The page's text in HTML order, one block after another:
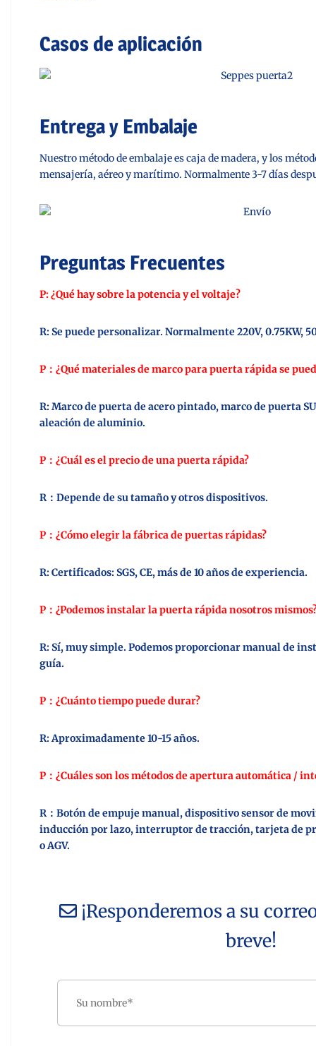
Casos de aplicación
Entrega y Embalaje
Nuestro método de embalaje es caja de madera, y los
mensajería, aéreo y marítimo. Normalmente 3-7 días
Preguntas Frecuentes
P: ¿Qué hay sobre la potencia y el voltaje?
R: Se puede personalizar. Normalmente 220V, 0.75KW,
P：¿Qué materiales de marco para puerta rápida se
R: Marco de puerta de acero pintado, marco de puerta
aleación de aluminio.
P：¿Cuál es el precio de una puerta rápida?
R：Depende de su tamaño y otros dispositivos.
P：¿Cómo elegir la fábrica de puertas rápidas?
R: Certificados: SGS, CE, más de 10 años de experiencia.
P：¿Podemos instalar la puerta rápida nosotros
R: Sí, muy simple. Podemos proporcionar manual de
guía.
P：¿Cuánto tiempo puede durar?
R: Aproximadamente 10-15 años.
P：¿Cuáles son los métodos de apertura automática /
R：Botón de empuje manual, dispositivo sensor de
inducción por lazo, interruptor de tracción, tarjeta de
o AGV.
¡Responderemos a su
breve!